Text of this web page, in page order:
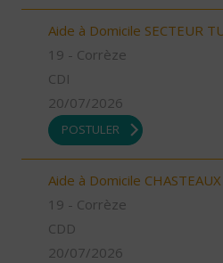
Aide à Domicile SECTEUR
19 - Corrèze
CDI
20/07/2026
POSTULER
Aide à Domicile
19 - Corrèze
CDD
20/07/2026